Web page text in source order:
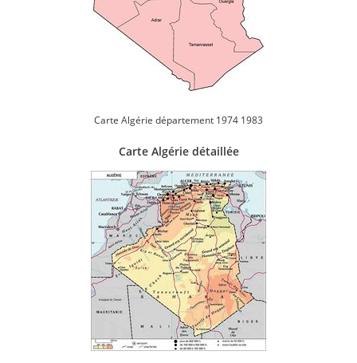
Carte Algérie département 1974 1983
Carte Algérie détaillée